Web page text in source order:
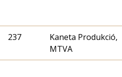
237
Kaneta Produkció,
MTVA